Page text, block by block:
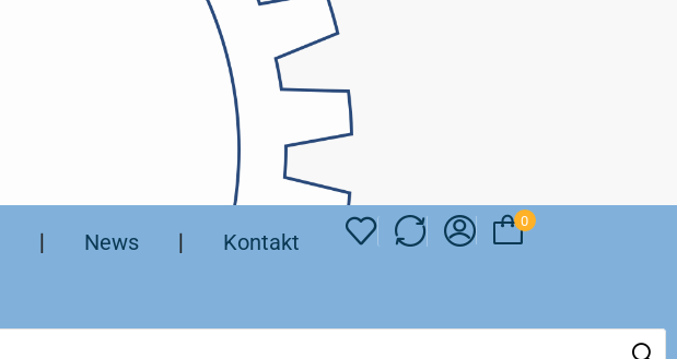
❘ News ❘ Kontakt
0